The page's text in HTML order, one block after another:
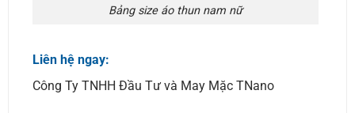
Bảng size áo thun nam nữ
Liên hệ ngay:
Công Ty TNHH Đầu Tư và May Mặc TNano